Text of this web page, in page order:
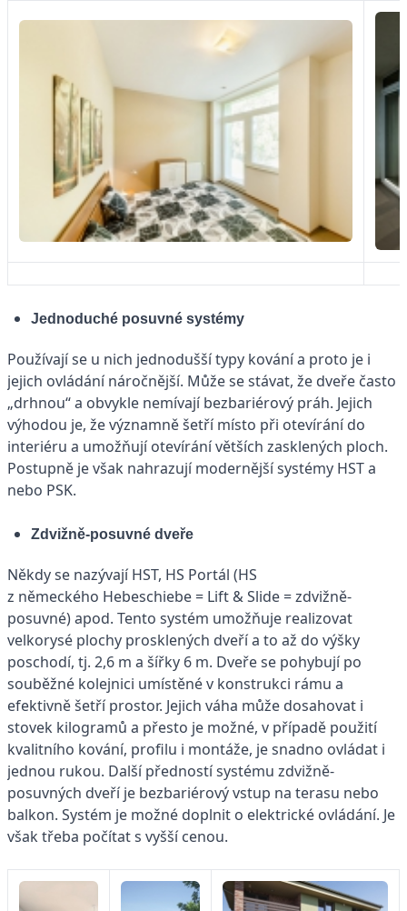
Jednoduché posuvné systémy
Používají se u nich jednodušší typy kování a proto je i
jejich ovládání náročnější. Může se stávat, že dveře často
„drhnou“ a obvykle nemívají bezbariérový práh. Jejich
výhodou je, že významně šetří místo při otevírání do
interiéru a umožňují otevírání větších zasklených ploch.
Postupně je však nahrazují modernější systémy HST a
nebo PSK.
Zdvižně-posuvné dveře
Někdy se nazývají HST, HS Portál (HS
z německého Hebeschiebe = Lift & Slide = zdvižně-
posuvné) apod. Tento systém umožňuje realizovat
velkorysé plochy prosklených dveří a to až do výšky
poschodí, tj. 2,6 m a šířky 6 m. Dveře se pohybují po
souběžné kolejnici umístěné v konstrukci rámu a
efektivně šetří prostor. Jejich váha může dosahovat i
stovek kilogramů a přesto je možné, v případě použití
kvalitního kování, profilu i montáže, je snadno ovládat i
jednou rukou. Další předností systému zdvižně-
posuvných dveří je bezbariérový vstup na terasu nebo
balkon. Systém je možné doplnit o elektrické ovládání. Je
však třeba počítat s vyšší cenou.